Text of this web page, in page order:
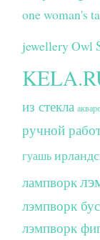
one woman's
jewelleryOwl
из стекла
ручной
гуашь
лампворк
лэмпворк
лэмпворк